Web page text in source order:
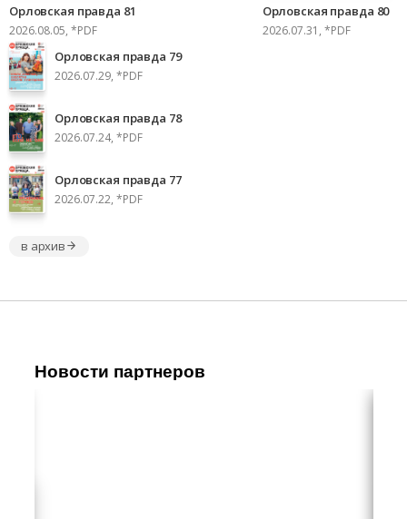
Орловская правда 81
2026.08.05, *PDF
Орловская правда 80
2026.07.31, *PDF
Орловская правда 79
2026.07.29, *PDF
Орловская правда 78
2026.07.24, *PDF
Орловская правда 77
2026.07.22, *PDF
в архив
Новости партнеров